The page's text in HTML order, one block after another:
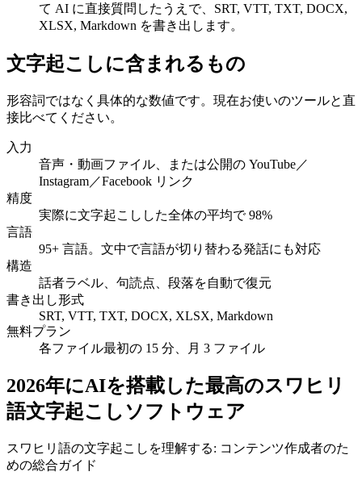
了解です——ただし料金ページはそれまでに確定を。
て AI に直接質問したうえで、SRT, VTT, TXT, DOCX,
XLSX, Markdown を書き出します。
文字起こしに含まれるもの
形容詞ではなく具体的な数値です。現在お使いのツールと直
接比べてください。
入力
音声・動画ファイル、または公開の YouTube／
Instagram／Facebook リンク
精度
実際に文字起こしした全体の平均で 98%
言語
95+ 言語。文中で言語が切り替わる発話にも対応
構造
話者ラベル、句読点、段落を自動で復元
書き出し形式
SRT, VTT, TXT, DOCX, XLSX, Markdown
無料プラン
各ファイル最初の 15 分、月 3 ファイル
2026年にAIを搭載した最高のスワヒリ
語文字起こしソフトウェア
スワヒリ語の文字起こしを理解する: コンテンツ作成者のた
めの総合ガイド